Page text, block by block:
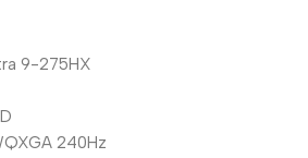
9-275HX
240Hz